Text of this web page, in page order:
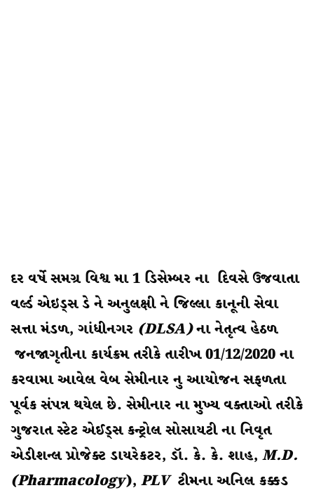
દર વર્ષે સમગ્ર વિશ્વ મા 1 ડિસેમ્બર ના દિવસે ઉજવાતા
વર્લ્ડ એઇડ્સ ડે ને અનુલક્ષી ને જિલ્લા કાનૂની સેવા
સત્તા મંડળ, ગાંધીનગર (DLSA)ના નેતૃત્વ હેઠળ
જનજાગૃતીના કાર્યક્રમ તરીકે તારીખ 01/12/2020 ના
કરવામા આવેલ વેબ સેમીનાર નુ આયોજન સફળતા
પૂર્વક સંપન્ન થયેલ છે. સેમીનાર ના મુખ્ય વક્તાઓ તરીકે
ગુજરાત સ્ટેટ એઈડ્સ કન્ટ્રોલ સોસાયટી ના નિવૃત
એડીશન્લ પ્રોજેક્ટ ડાયરેકટર, ડૉ. કે. કે. શાહ, M.D.
(Pharmacology), PLVટીમના અનિલ કક્કડ